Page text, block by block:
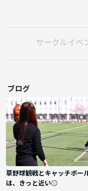
サークルイベ
ブログ
草野球観戦とキャッチボー
は、きっと近い⚾︎